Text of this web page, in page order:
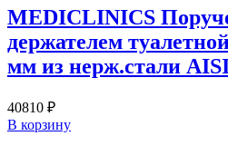
MEDICLINICS
держателем
мм из нерж.стали
40810 ₽
В корзину